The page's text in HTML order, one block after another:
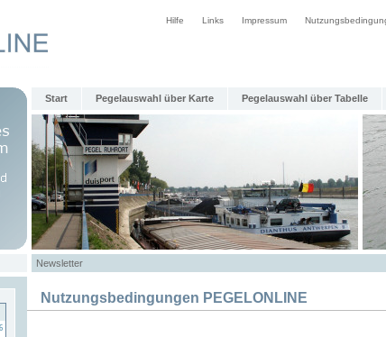
Hilfe Links Impressum
Start Pegelauswahl über Karte Pegelauswahl über Tabelle
Newsletter
Nutzungsbedingungen PEGELONLINE